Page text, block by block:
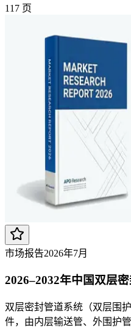
117 页
市场报告2026年7月
2026–2032年中国双层
双层密封管道系统（双层围
件，由内层输送管、外围护